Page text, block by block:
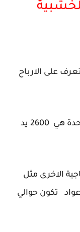
على الارباح
عند افتراضنا ان الانتاجية للماكينه الواحدة هي 2600 يد
الاخرى مثل
تكون حوالي